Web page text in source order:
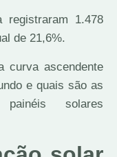
registraram 1.478
de 21,6%.
curva ascendente
e quais são as
solares